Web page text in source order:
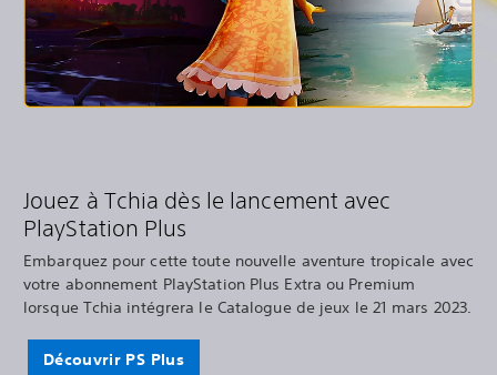
Jouez à Tchia dès le lancement avec
PlayStation Plus
Embarquez pour cette toute nouvelle aventure tropicale avec
votre abonnement PlayStation Plus Extra ou Premium
lorsque Tchia intégrera le Catalogue de jeux le 21 mars 2023.
Découvrir PS Plus